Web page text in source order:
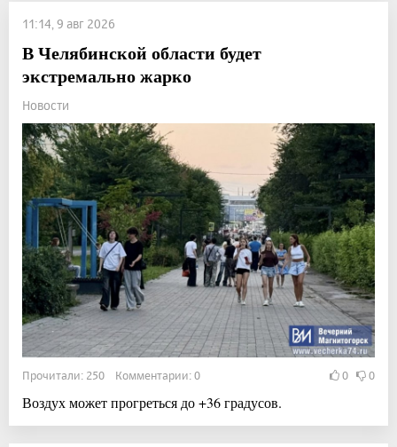
11:14, 9 авг 2026
В Челябинской области будет
экстремально жарко
Новости
Прочитали: 250 Комментарии: 0 0 0
Воздух может прогреться до +36 градусов.